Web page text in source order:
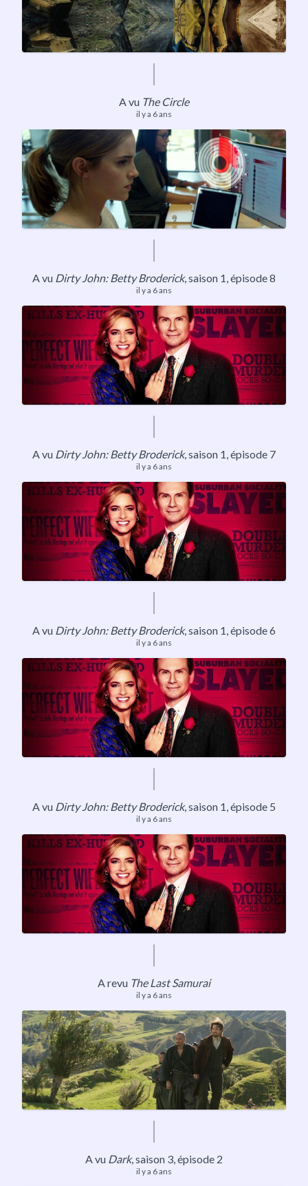
A vu The Circle
il y a 6 ans
A vu Dirty John: Betty Broderick,saison 1, épisode 8
il y a 6 ans
A vu Dirty John: Betty Broderick,saison 1, épisode 7
il y a 6 ans
A vu Dirty John: Betty Broderick,saison 1, épisode 6
il y a 6 ans
A vu Dirty John: Betty Broderick,saison 1, épisode 5
il y a 6 ans
A revu The Last Samurai
il y a 6 ans
A vu Dark,saison 3, épisode 2
il y a 6 ans